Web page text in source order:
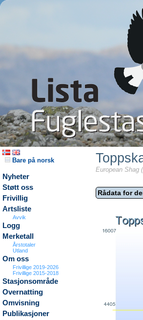
Bare på norsk
Nyheter
Støtt oss
Frivillig
Artsliste
Avvik
Logg
Merketall
Årstotaler
Utland
Om oss
Frivillige 2019-2026
Frivillige 2015-2018
Stasjonsområde
Overnatting
Omvisning
Publikasjoner
European Shag
Rådata for